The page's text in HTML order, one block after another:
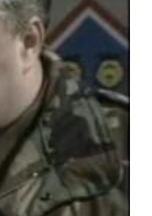
treba
cela